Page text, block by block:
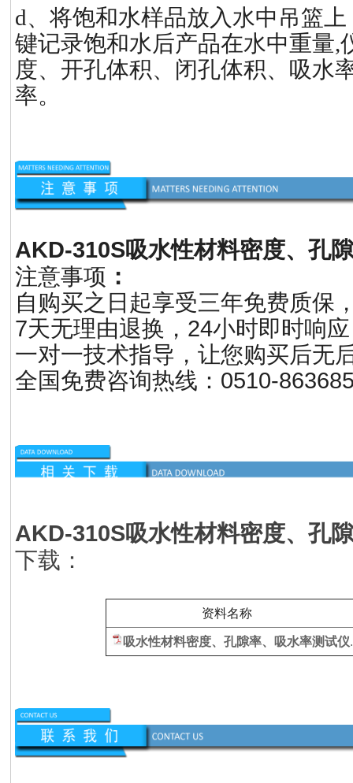
d、将饱和水样品放入水中吊篮
键记录饱和水后产品在水中重量,
度、开孔体积、闭孔体积、吸水
率。
AKD-310S吸水性材料密度、孔
注意事项 ：
自购买之日起享受三年免费质保
7天无理由退换，24小时即时响
一对一技术指导，让您购买后无
全国免费咨询热线：0510-
AKD-310S吸水性材料密度、孔
下载：
资料名称
吸水性材料密度、孔隙率、吸水率测试仪